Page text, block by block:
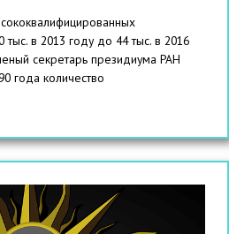
тыс. в 2013 году до 44 тыс. в 2016
секретарь президиума РАН
года количество